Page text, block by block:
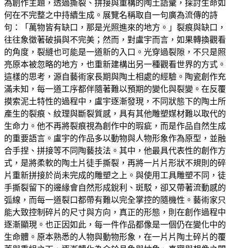
為創作主題，透過撕裂、拼接與重構的陶土語彙，探討生命如
何在不完整之中持續生成。展覽名稱取自一句廣為流傳的詩
句：「萬物皆有缺口，那是光照進來的地方。」裂痕與缺口，
往往象徵著破損與不完美；然而，對盧宇而言，如果轉換觀看
的角度，裂縫也可能是一道新的入口。光穿過裂隙，不只是照
亮原本被忽略的地方，也重新建構出另一種觀看世界的方式。
這樣的思考，源自藝術家長期與陶土相處的經驗。陶瓷創作充
滿未知，每一道工序都伴隨著難以預期的變化與裂變。在反覆
摸索泥土特性的過程中，盧宇逐漸發現，不同狀態下的陶土所
產生的裂痕、紋理與斷裂質感，具有其他雕塑媒材難以取代的
生命力。他不再將裂痕視為創作中的瑕疵，而是作品自然生成
的重要語言。盧宇的作品多以動物與人物形象作為原型，並融
合手捏、拼接等不同陶藝技法。其中，他最具代表性的創作方
式，是將柔軟的陶土片徒手撕裂，再將一片片形狀不規則的碎
片重新拼接於尚未完成的雕塑之上。與使用工具雕塑不同，徒
手撕裂留下的邊緣會自然形成銳利、斑駁，卻又帶著流動感的
弧線，而每一道裂口都帶有難以完全掌控的隨機性。藝術家只
能大致控制碎片的尺寸與方向，真正的形態，則在創作過程中
逐漸顯現。也正因如此，每一件作品都像是一個仍在變化中的
生命體。原本熟悉的人物與動物形象，在一片片陶土碎片的覆